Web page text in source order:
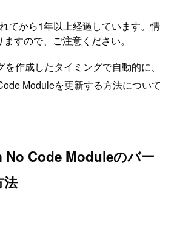
てから1年以上経過しています。情
すので、ご注意ください。
作成したタイミングで自動的に、
Moduleを更新する方法について
No Code Moduleのバー
法